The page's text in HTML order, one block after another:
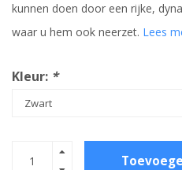
kunnen doen door een rijke,
waar u hem ook neerzet. Lees
Kleur: *